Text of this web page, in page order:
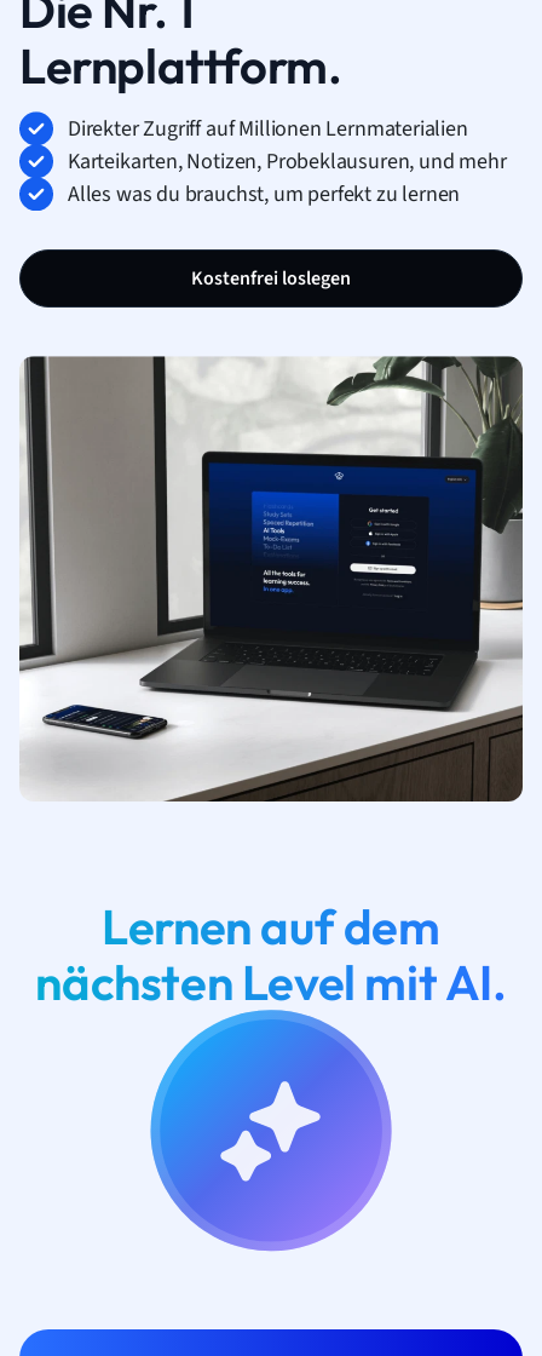
Lernplattform.
Direkter Zugriff auf Millionen Lernmaterialien
Karteikarten, Notizen, Probeklausuren, und mehr
Alles was du brauchst, um perfekt zu lernen
Kostenfrei loslegen
Lernen auf dem
nächsten Level mit AI.